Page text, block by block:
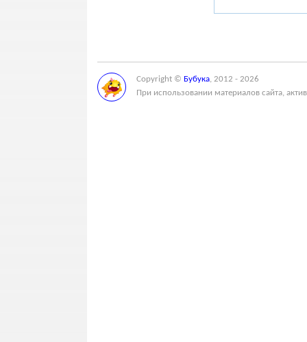
Copyright © Бубука, 2012 - 2026
При использовании материалов сайта,